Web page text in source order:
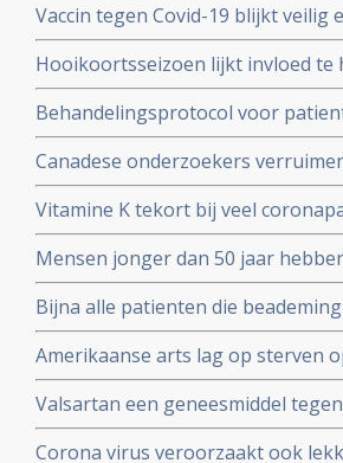
19
Vaccin tegen Covid-19 blijkt
van de 108 deelnemers aan
Hooikoortsseizoen lijkt invloed te
virus (COVID-19) blijkt uit studie
Behandelingsprotocol voor
combinatie van corticosteroïden,
bloedverdunners blijkt
Canadese onderzoekers
dosis vitamine C bij sepsis met
studieprotocol
Vitamine K tekort bij veel
en beademing nodig hadden
Mensen jonger dan 50 jaar
met het coronavirus, blijkt uit
Bijna alle patienten die
Yorkse ziekenhuizen overleden
waren de belangrijkste factoren
Amerikaanse arts lag op sterven
infusen met hoge dosis vitamine
Valsartan een geneesmiddel
het corona virus. Nederlandse
gerandomiseerd onderzoek. ]
Corona virus veroorzaakt ook